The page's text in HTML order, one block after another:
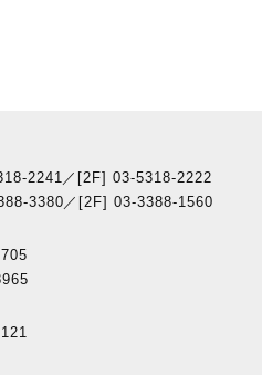
2241／[2F] 03-5318-2222
3380／[2F] 03-3388-1560